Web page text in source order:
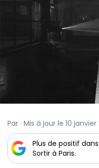
Par · Mis à jour le 10
Plus de positif
Sortir à Paris.